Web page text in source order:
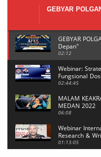
GEBYAR
GEBYAR
Depan"
02:12
Webinar:
Fungsional
Kepala
02:44:45
MALAM
MEDAN 2022
06:08
Webinar
Research &
01:13:05